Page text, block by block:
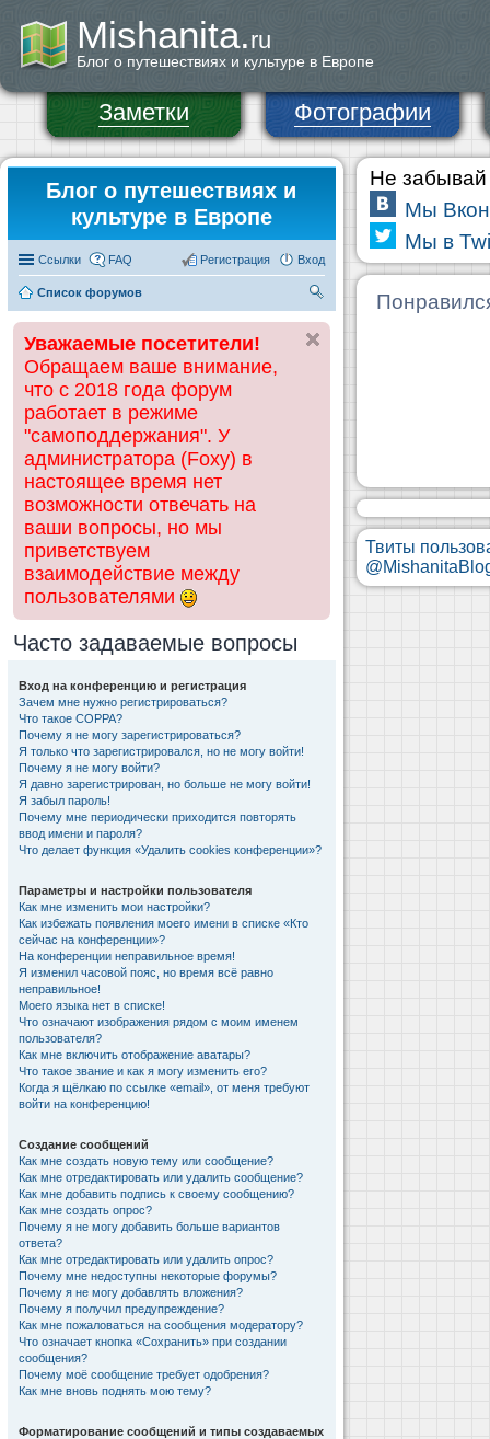
Mishanita.ru
Блог о путешествиях и культуре в Европе
Заметки Фотографии
Блог о путешествиях и
культуре в Европе
Ссылки FAQ Вход
Регистрация
Список форумов
ск
Уважаемые посетители!
Обращаем ваше внимание,
что с 2018 года форум
работает в режиме
"самоподдержания". У
администратора (Foxy) в
настоящее время нет
возможности отвечать на
ваши вопросы, но мы
приветствуем
взаимодействие между
пользователями
Часто задаваемые вопросы
Вход на конференцию и регистрация
Зачем мне нужно регистрироваться?
Что такое COPPA?
Почему я не могу зарегистрироваться?
Я только что зарегистрировался, но не могу войти!
Почему я не могу войти?
Я давно зарегистрирован, но больше не могу войти!
Я забыл пароль!
Почему мне периодически приходится повторять
ввод имени и пароля?
Что делает функция «Удалить cookies конференции»?
Параметры и настройки пользователя
Как мне изменить мои настройки?
Как избежать появления моего имени в списке «Кто
сейчас на конференции»?
На конференции неправильное время!
Я изменил часовой пояс, но время всё равно
неправильное!
Моего языка нет в списке!
Что означают изображения рядом с моим именем
пользователя?
Как мне включить отображение аватары?
Что такое звание и как я могу изменить его?
Когда я щёлкаю по ссылке «email», от меня требуют
войти на конференцию!
Создание сообщений
Как мне создать новую тему или сообщение?
Как мне отредактировать или удалить сообщение?
Как мне добавить подпись к своему сообщению?
Как мне создать опрос?
Почему я не могу добавить больше вариантов
ответа?
Как мне отредактировать или удалить опрос?
Почему мне недоступны некоторые форумы?
Почему я не могу добавлять вложения?
Почему я получил предупреждение?
Как мне пожаловаться на сообщения модератору?
Что означает кнопка «Сохранить» при создании
сообщения?
Почему моё сообщение требует одобрения?
Как мне вновь поднять мою тему?
Форматирование сообщений и типы создаваемых
Не забывай
Мы
Мы в
Твиты